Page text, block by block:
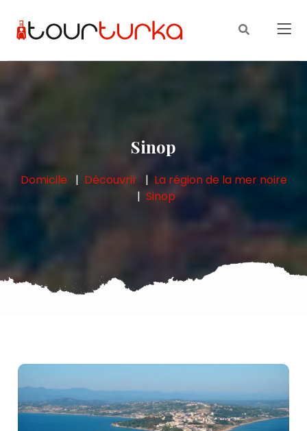
Sinop
Domicile Découvrir
La région de la mer noire
Sinop